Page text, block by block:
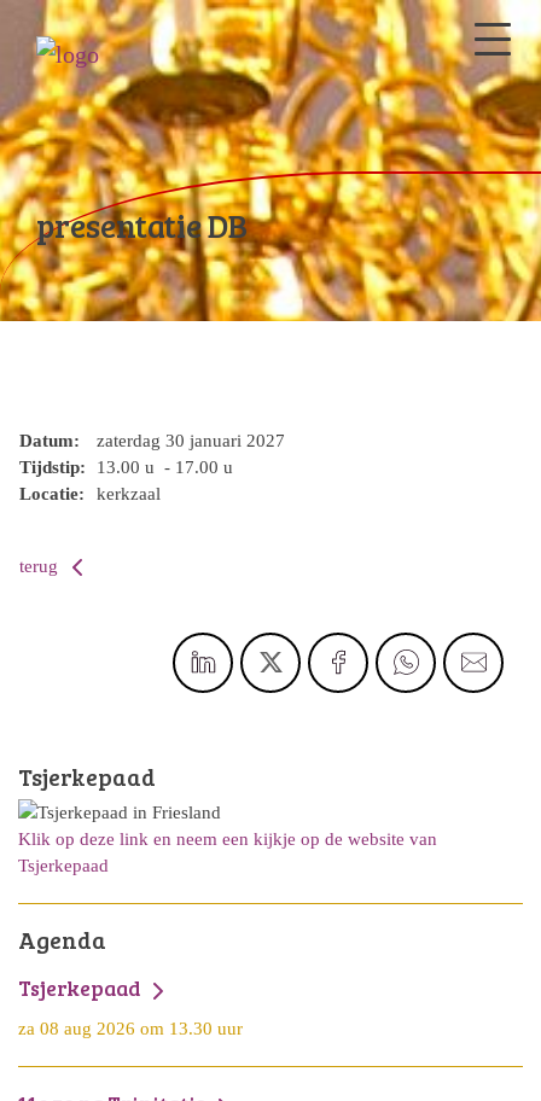
presentatie DB
Datum:
zaterdag 30 januari 2027
Tijdstip:
13.00 u - 17.00 u
Locatie:
kerkzaal
terug
Tsjerkepaad
Klik op deze link en neem een kijkje op de website van
Tsjerkepaad
Agenda
Tsjerkepaad
za 08 aug 2026 om 13.30 uur